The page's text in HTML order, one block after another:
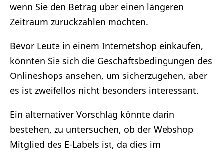
wenn Sie den Betrag über einen längeren
Zeitraum zurückzahlen möchten.
Bevor Leute in einem Internetshop einkaufen,
könnten Sie sich die Geschäftsbedingungen des
Onlineshops ansehen, um sicherzugehen, aber
es ist zweifellos nicht besonders interessant.
Ein alternativer Vorschlag könnte darin
bestehen, zu untersuchen, ob der Webshop
Mitglied des E-Labels ist, da dies im